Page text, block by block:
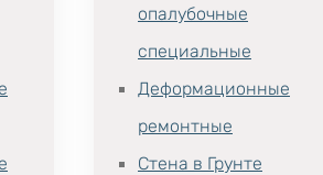
опалубочные
специальные
Деформационные
ремонтные
Стена в Грунте